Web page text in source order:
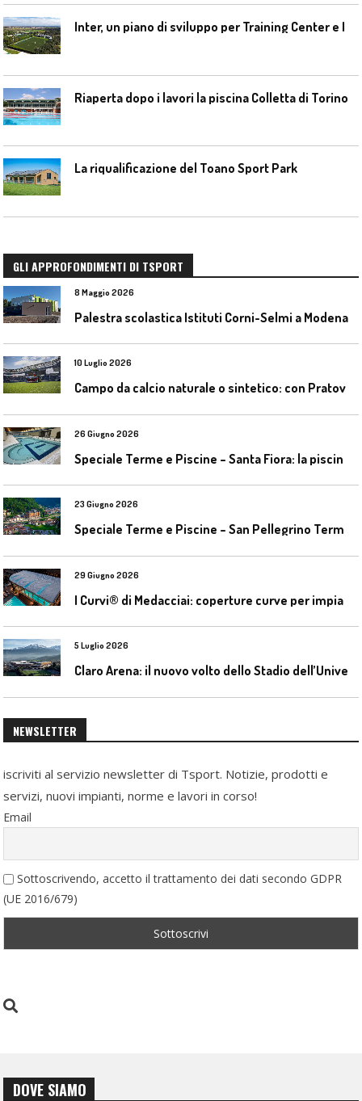
Riaperta dopo i lavori la piscina Colletta di Torino
La riqualificazione del Toano Sport Park
GLI APPROFONDIMENTI DI TSPORT
8 Maggio 2026
Palestra scolastica Istituti Corni-Selmi a Modena
10 Luglio 2026
26 Giugno 2026
23 Giugno 2026
29 Giugno 2026
5 Luglio 2026
NEWSLETTER
iscriviti al servizio newsletter di Tsport. Notizie, prodotti e
servizi, nuovi impianti, norme e lavori in corso!
Email
Sottoscrivendo, accetto il trattamento dei dati secondo GDPR
(UE 2016/679)
DOVE SIAMO